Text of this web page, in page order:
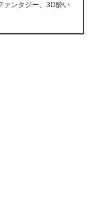
ァンタジー、3D酔い